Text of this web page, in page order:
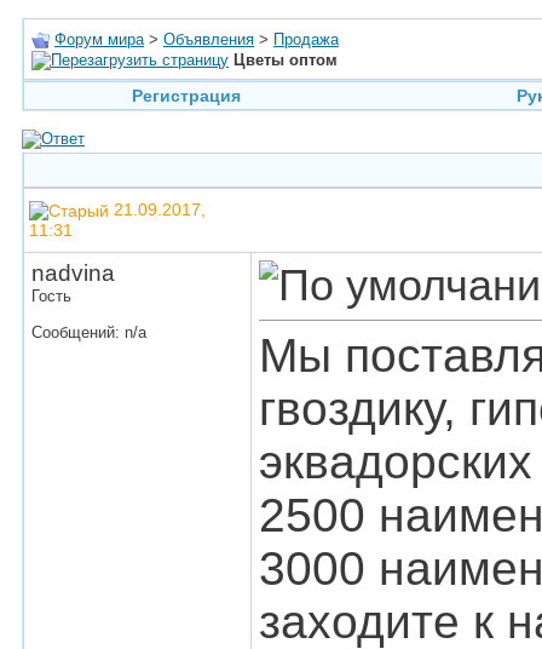
Форум мира > Объявления > Продажа
Цветы оптом
Регистрация
21.09.2017,
11:31
nadvina
Гость
Сообщений: n/a
Мы
гвоздику,
2500
3000
заходите к